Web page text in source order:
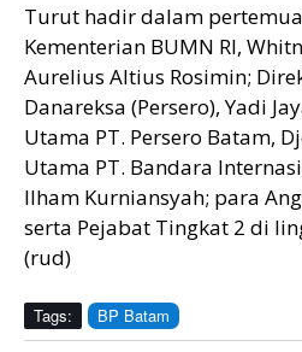
Turut hadir dalam
Kementerian BUMN RI,
Aurelius Altius Rosimin;
Danareksa (Persero), Yadi
Utama PT. Persero Batam,
Utama PT. Bandara
llham Kurniansyah; para
serta Pejabat Tingkat 2 di
(rud)
Tags: BP Batam